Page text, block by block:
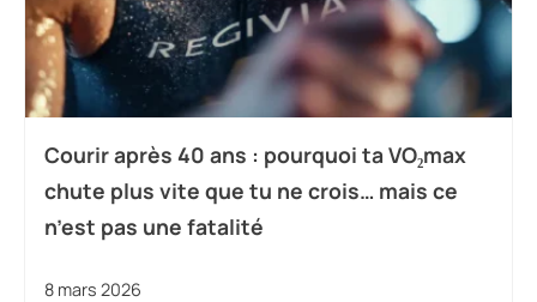
Courir après 40 ans : pourquoi ta VO₂max
chute plus vite que tu ne crois… mais ce
n’est pas une fatalité
8 mars 2026